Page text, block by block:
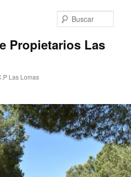
Propietarios Las
Las Lomas